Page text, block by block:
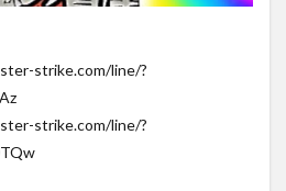
strike.com/line/?
strike.com/line/?